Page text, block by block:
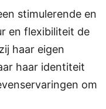
stimulerende en
en flexibiliteit de
haar eigen
haar identiteit
om